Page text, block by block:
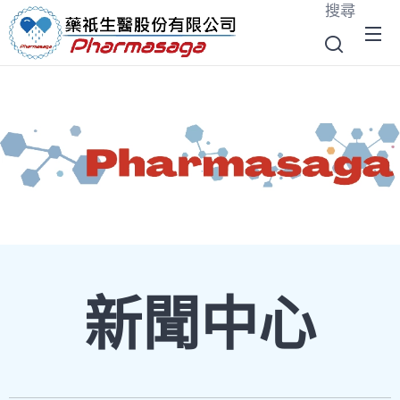
搜尋
新聞中心